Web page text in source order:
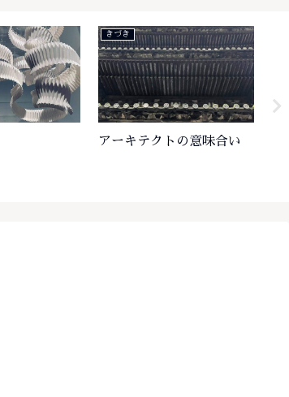
きづき
アーキテクトの意味合い